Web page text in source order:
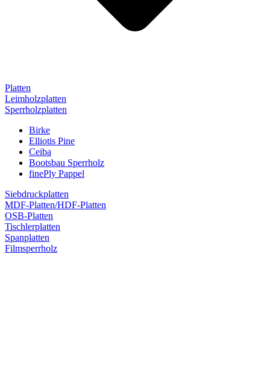
Platten
Leimholzplatten
Sperrholzplatten
Birke
Elliotis Pine
Ceiba
Bootsbau Sperrholz
finePly Pappel
Siebdruckplatten
MDF-Platten/HDF-Platten
OSB-Platten
Tischlerplatten
Spanplatten
Filmsperrholz